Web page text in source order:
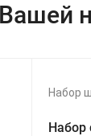
Набор
Набор